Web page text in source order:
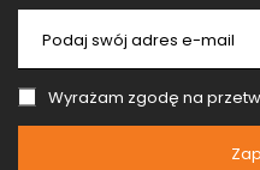
Podaj swój adres e-mail
Wyrażam zgodę na przetwarzanie moich danych osobowych (adres e-